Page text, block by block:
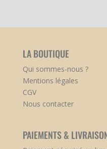
LA BOUTIQUE
Qui sommes-nous ?
Mentions légales
CGV
Nous contacter
PAIEMENTS &